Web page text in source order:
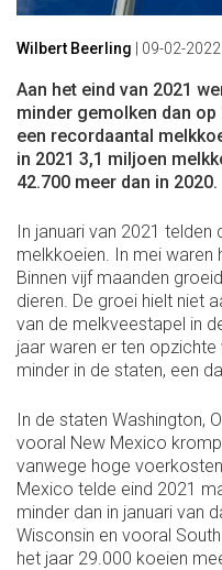
Wilbert Beerling 09-02-2022
Aan het eind van 2021
minder gemolken dan
een recordaantal
in 2021 3,1 miljoen
42.700 meer dan in 2020.
In januari van 2021
melkkoeien. In mei waren
Binnen vijf maanden
dieren. De groei hielt niet
van de melkveestapel in
jaar waren er ten
minder in de staten, een
In de staten Washington,
vooral New Mexico
vanwege hoge
Mexico telde eind 2021
minder dan in januari van
Wisconsin en vooral
het jaar 29.000 koeien